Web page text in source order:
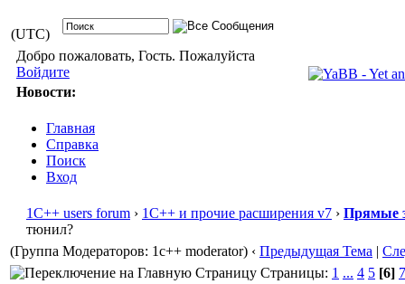
(UTC)
Добро пожаловать, Гость. Пожалуйста
Войдите
Новости:
Главная
Справка
Поиск
Вход
1С++ users forum › 1С++ и прочие расширения v7 › Прямые
тюнил?
(Группа Модераторов: 1c++ moderator) ‹ Предыдущая Тема |
Страницы: 1 ... 4 5 [6] 7